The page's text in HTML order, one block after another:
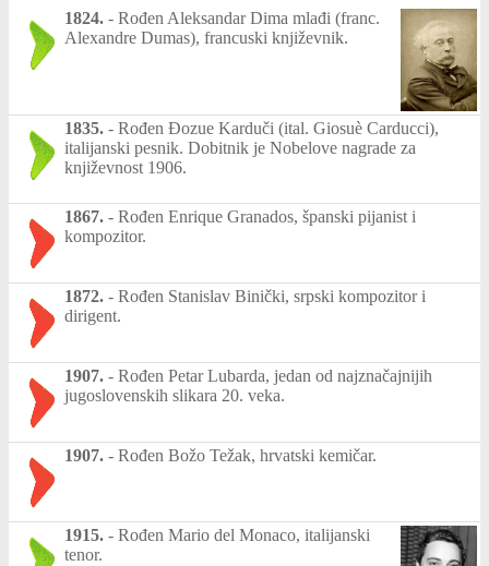
1824. - Rođen Aleksandar Dima mlađi (franc.
Alexandre Dumas), francuski književnik.
1835. - Rođen Đozue Karduči (ital. Giosuè Carducci),
italijanski pesnik. Dobitnik je Nobelove nagrade za
književnost 1906.
1867. - Rođen Enrique Granados, španski pijanist i
kompozitor.
1872. - Rođen Stanislav Binički, srpski kompozitor i
dirigent.
1907. - Rođen Petar Lubarda, jedan od najznačajnijih
jugoslovenskih slikara 20. veka.
1907. - Rođen Božo Težak, hrvatski kemičar.
1915. - Rođen Mario del Monaco, italijanski
tenor.